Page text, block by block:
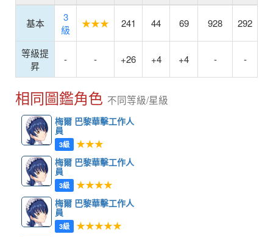
基本
3
級
★★★ 241 44 69 928 292
等級提
昇
- - +26 +4 +4 - -
相同圖鑑角色 不同等級/星級
梅爾 巴黎華擊工作人
員
3級 ★★★
梅爾 巴黎華擊工作人
員
3級 ★★★★
梅爾 巴黎華擊工作人
員
3級 ★★★★★